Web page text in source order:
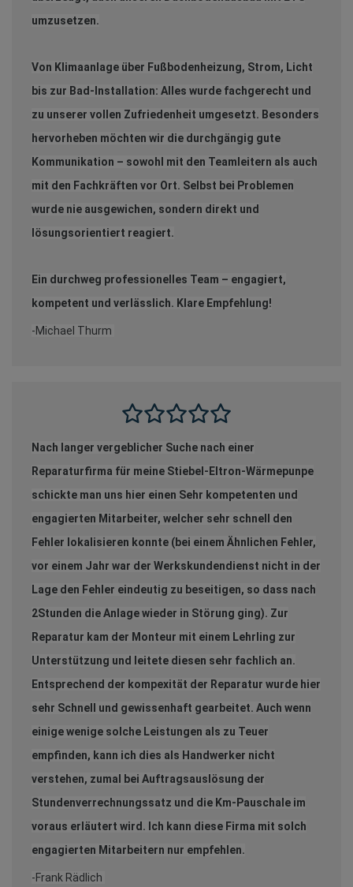
umzusetzen.
Von Klimaanlage über Fußbodenheizung, Strom, Licht
bis zur Bad-Installation: Alles wurde fachgerecht und
zu unserer vollen Zufriedenheit umgesetzt. Besonders
hervorheben möchten wir die durchgängig gute
Kommunikation – sowohl mit den Teamleitern als auch
mit den Fachkräften vor Ort. Selbst bei Problemen
wurde nie ausgewichen, sondern direkt und
lösungsorientiert reagiert.
Ein durchweg professionelles Team – engagiert,
kompetent und verlässlich. Klare Empfehlung!
-Michael Thurm
Nach langer vergeblicher Suche nach einer
Reparaturfirma für meine Stiebel-Eltron-Wärmepunpe
schickte man uns hier einen Sehr kompetenten und
engagierten Mitarbeiter, welcher sehr schnell den
Fehler lokalisieren konnte (bei einem Ähnlichen Fehler,
vor einem Jahr war der Werkskundendienst nicht in der
Lage den Fehler eindeutig zu beseitigen, so dass nach
2Stunden die Anlage wieder in Störung ging). Zur
Reparatur kam der Monteur mit einem Lehrling zur
Unterstützung und leitete diesen sehr fachlich an.
Entsprechend der kompexität der Reparatur wurde hier
sehr Schnell und gewissenhaft gearbeitet. Auch wenn
einige wenige solche Leistungen als zu Teuer
empfinden, kann ich dies als Handwerker nicht
verstehen, zumal bei Auftragsauslösung der
Stundenverrechnungssatz und die Km-Pauschale im
voraus erläutert wird. Ich kann diese Firma mit solch
engagierten Mitarbeitern nur empfehlen.
-Frank Rädlich